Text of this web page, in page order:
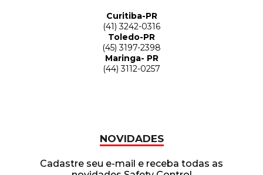
Curitiba-PR
(41) 3242-0316
Toledo-PR
(45) 3197-2398
Maringa- PR
(44) 3112-0257
NOVIDADES
Cadastre seu e-mail e receba todas as